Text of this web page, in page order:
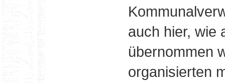
auch hier, wie
übernommen
organisierten